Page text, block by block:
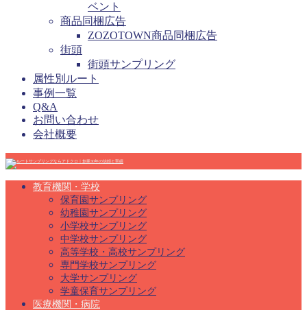
ベント
商品同梱広告
ZOZOTOWN商品同梱広告
街頭
街頭サンプリング
属性別ルート
事例一覧
Q&A
お問い合わせ
会社概要
教育機関・学校
保育園サンプリング
幼稚園サンプリング
小学校サンプリング
中学校サンプリング
高等学校・高校サンプリング
専門学校サンプリング
大学サンプリング
学童保育サンプリング
医療機関・病院